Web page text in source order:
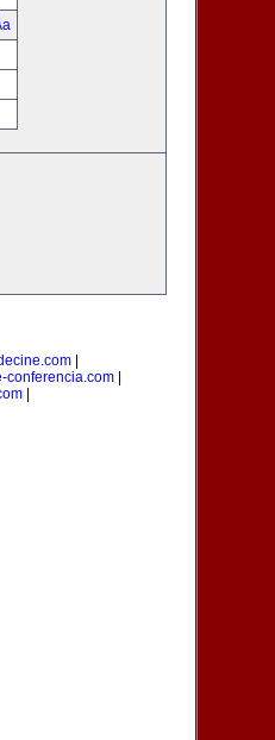
|
conferencia.com